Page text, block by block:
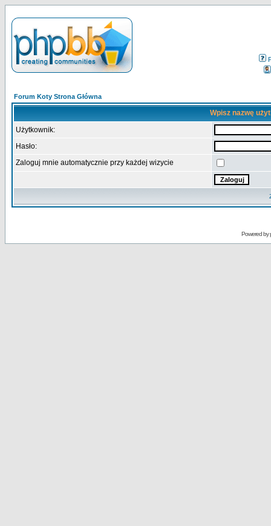
Forum Koty Strona Główna
Wpisz nazwę
Użytkownik:
Hasło:
Zaloguj mnie automatycznie przy każdej wizycie
Powered by